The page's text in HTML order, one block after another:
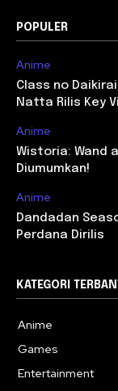
POPULER
Anime
Class no
Natta Rilis Key
Anime
Wistoria: Wand
Diumumkan!
Anime
Dandadan
Perdana Dirilis
KATEGORI
Anime
Games
Entertainment